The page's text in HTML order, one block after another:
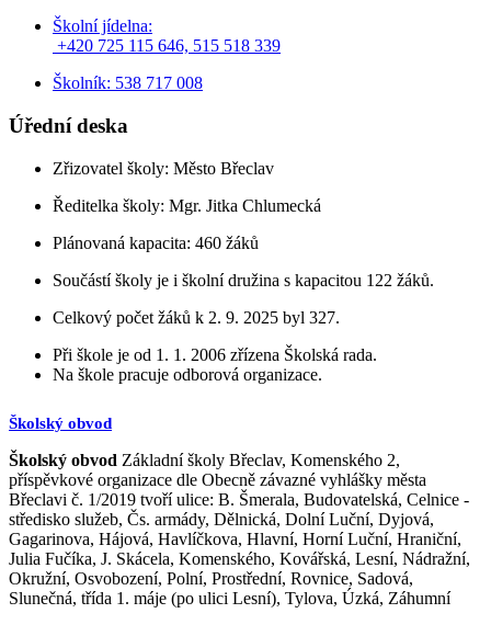
Školní jídelna:
+420 725 115 646, 515 518 339
Školník: 538 717 008
Úřední deska
Zřizovatel školy: Město Břeclav
Ředitelka školy: Mgr. Jitka Chlumecká
Plánovaná kapacita: 460 žáků
Součástí školy je i školní družina s kapacitou 122 žáků.
Celkový počet žáků k 2. 9. 2025 byl 327.
Při škole je od 1. 1. 2006 zřízena Školská rada.
Na škole pracuje odborová organizace.
Školský obvod
Školský obvod Základní školy Břeclav, Komenského 2,
příspěvkové organizace dle Obecně závazné vyhlášky města
Břeclavi č. 1/2019 tvoří ulice: B. Šmerala, Budovatelská, Celnice -
středisko služeb, Čs. armády, Dělnická, Dolní Luční, Dyjová,
Gagarinova, Hájová, Havlíčkova, Hlavní, Horní Luční, Hraniční,
Julia Fučíka, J. Skácela, Komenského, Kovářská, Lesní, Nádražní,
Okružní, Osvobození, Polní, Prostřední, Rovnice, Sadová,
Slunečná, třída 1. máje (po ulici Lesní), Tylova, Úzká, Záhumní